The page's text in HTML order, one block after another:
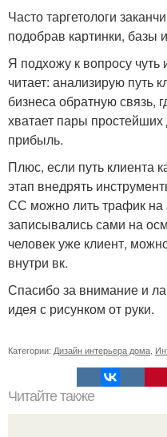
Часто таргетологи
подобрав картинки, базы
Я подхожу к вопросу чуть
читает: анализирую путь
бизнеса обратную связь,
хватает пары
прибыль.
Плюс, если путь клиента
этап внедрять
СС можно лить трафик на
записывались сами на
человек уже клиент,
внутри вк.
Спасибо за внимание и
идея с рисунком от руки.
Категории: Дизайн интерьера дома,
Читайте также